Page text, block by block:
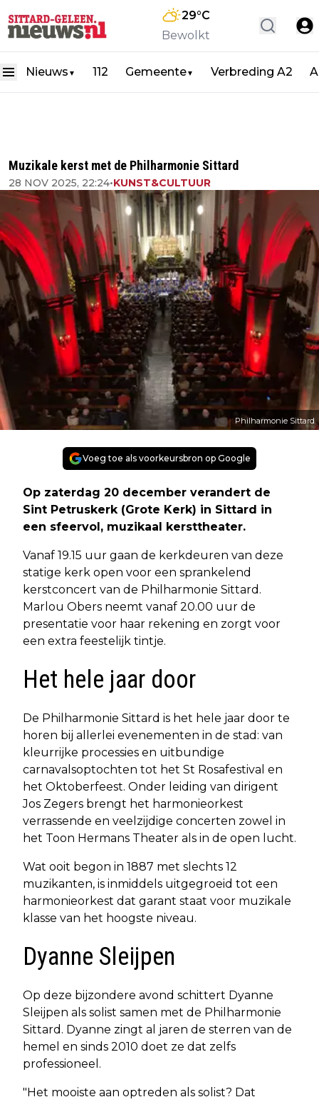
29°C
Bewolkt
Nieuws ▼ 112 Gemeente▼ Verbreding A2
Muzikale kerst met de Philharmonie Sittard
28 NOV 2025, 22:24•KUNST&CULTUUR
Philharmonie Sittard
Voeg toe als voorkeursbron op Google
Op zaterdag 20 december verandert de
Sint Petruskerk (Grote Kerk) in Sittard in
een sfeervol, muzikaal kersttheater.
Vanaf 19.15 uur gaan de kerkdeuren van deze
statige kerk open voor een sprankelend
kerstconcert van de Philharmonie Sittard.
Marlou Obers neemt vanaf 20.00 uur de
presentatie voor haar rekening en zorgt voor
een extra feestelijk tintje.
Het hele jaar door
De Philharmonie Sittard is het hele jaar door te
horen bij allerlei evenementen in de stad: van
kleurrijke processies en uitbundige
carnavalsoptochten tot het St Rosafestival en
het Oktoberfeest. Onder leiding van dirigent
Jos Zegers brengt het harmonieorkest
verrassende en veelzijdige concerten zowel in
het Toon Hermans Theater als in de open lucht.
Wat ooit begon in 1887 met slechts 12
muzikanten, is inmiddels uitgegroeid tot een
harmonieorkest dat garant staat voor muzikale
klasse van het hoogste niveau.
Dyanne Sleijpen
Op deze bijzondere avond schittert Dyanne
Sleijpen als solist samen met de Philharmonie
Sittard. Dyanne zingt al jaren de sterren van de
hemel en sinds 2010 doet ze dat zelfs
professioneel.
"Het mooiste aan optreden als solist? Dat